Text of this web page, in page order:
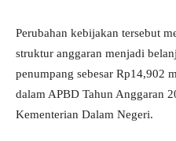
Perubahan kebijakan tersebut
struktur anggaran menjadi
penumpang sebesar Rp14,902
dalam APBD Tahun Anggaran
Kementerian Dalam Negeri.